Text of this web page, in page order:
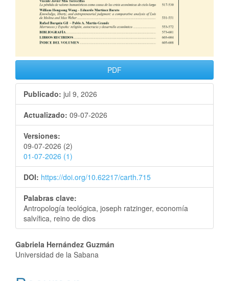
PDF
Publicado: jul 9, 2026
Actualizado: 09-07-2026
Versiones:
09-07-2026 (2)
01-07-2026 (1)
DOI: https://doi.org/10.62217/carth.715
Palabras clave:
Antropología teológica, joseph ratzinger, economía
salvífica, reino de dios
Gabriela Hernández Guzmán
Universidad de la Sabana